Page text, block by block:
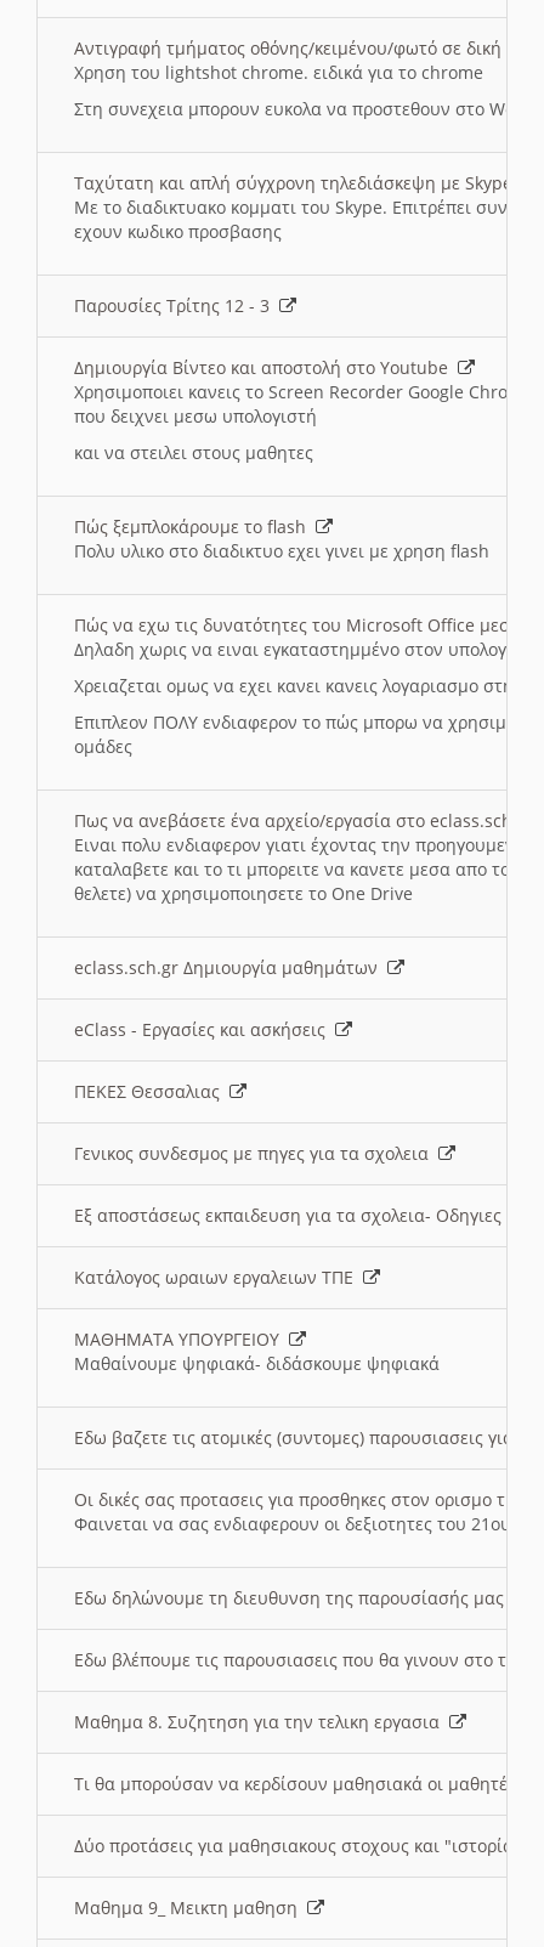
Αντιγραφή τμήματος οθόνης/κειμένου/φωτό σε δική
Χρηση του lightshot chrome. ειδικά για το chrome
Στη συνεχεια μπορουν ευκολα να προστεθουν στο Word
Ταχύτατη και απλή σύγχρονη τηλεδιάσκεψη με Skype
Με το διαδικτυακο κομματι του Skype. Επιτρέπει
εχουν κωδικο προσβασης
Παρουσίες Τρίτης 12 - 3
Δημιουργία Βίντεο και αποστολή στο Youtube
Χρησιμοποιει κανεις το Screen Recorder Google Chrome
που δειχνει μεσω υπολογιστή
και να στειλει στους μαθητες
Πώς ξεμπλοκάρουμε το flash
Πολυ υλικο στο διαδικτυο εχει γινει με χρηση flash
Πώς να εχω τις δυνατότητες του Microsoft Office μεσω
Δηλαδη χωρις να ειναι εγκαταστημμένο στον
Χρειαζεται ομως να εχει κανει κανεις λογαριασμο στη
Επιπλεον ΠΟΛΥ ενδιαφερον το πώς μπορω να
ομάδες
Πως να ανεβάσετε ένα αρχείο/εργασία στο eclass.sch.gr
Ειναι πολυ ενδιαφερον γιατι έχοντας την
καταλαβετε και το τι μπορειτε να κανετε μεσα απο το
θελετε) να χρησιμοποιησετε το One Drive
eclass.sch.gr Δημιουργία μαθημάτων
eClass - Εργασίες και ασκήσεις
ΠΕΚΕΣ Θεσσαλιας
Γενικος συνδεσμος με πηγες για τα σχολεια
Εξ αποστάσεως εκπαιδευση για τα σχολεια- Οδηγιες
Κατάλογος ωραιων εργαλειων ΤΠΕ
ΜΑΘΗΜΑΤΑ ΥΠΟΥΡΓΕΙΟΥ
Μαθαίνουμε ψηφιακά- διδάσκουμε ψηφιακά
Εδω βαζετε τις ατομικές (συντομες) παρουσιασεις για
Οι δικές σας προτασεις για προσθηκες στον ορισμο
Φαινεται να σας ενδιαφερουν οι δεξιοτητες του 21ου
Εδω δηλώνουμε τη διευθυνση της παρουσίασής μας
Εδω βλέπουμε τις παρουσιασεις που θα γινουν στο
Μαθημα 8. Συζητηση για την τελικη εργασια
Τι θα μπορούσαν να κερδίσουν μαθησιακά οι μαθητές/
Δύο προτάσεις για μαθησιακους στοχους και "ιστορία"
Μαθημα 9_ Μεικτη μαθηση